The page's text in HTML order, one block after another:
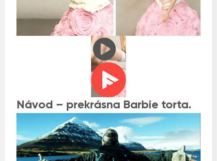
Návod – prekrásna Barbie torta.